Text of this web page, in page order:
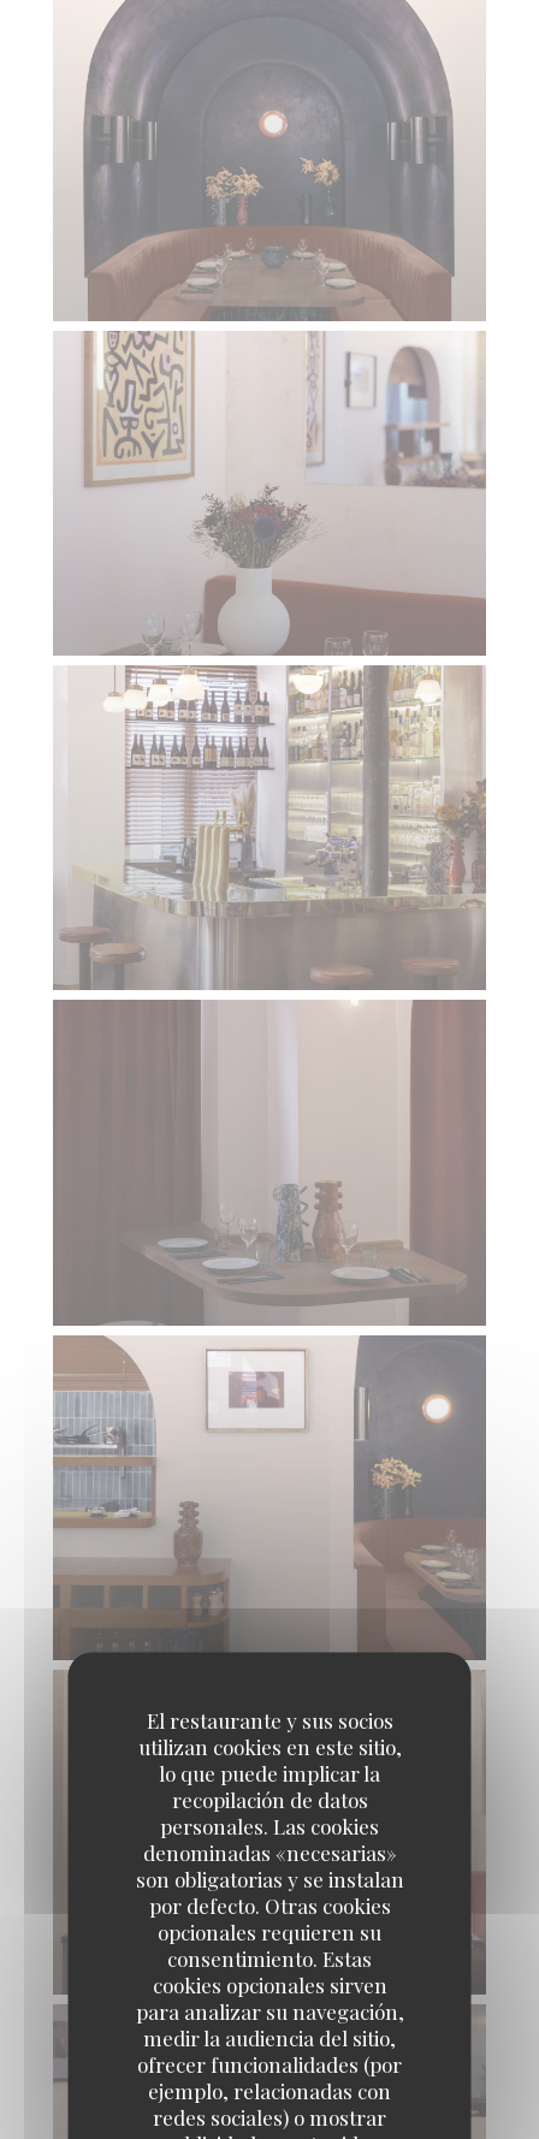
El restaurante y sus socios
utilizan cookies en este sitio,
lo que puede implicar la
recopilación de datos
personales. Las cookies
denominadas «necesarias»
son obligatorias y se instalan
por defecto. Otras cookies
opcionales requieren su
consentimiento. Estas
cookies opcionales sirven
para analizar su navegación,
medir la audiencia del sitio,
ofrecer funcionalidades (por
ejemplo, relacionadas con
redes sociales) o mostrar